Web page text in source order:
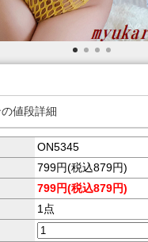
値段詳細
ON5345
799円(税込879円)
799円(税込879円)
1点